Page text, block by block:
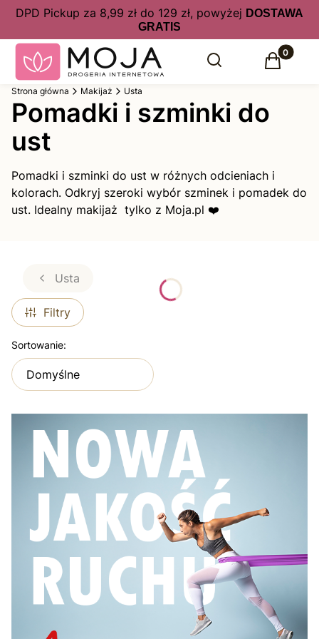
DPD Pickup za 8,99 zł do 129 zł, powyżej DOSTAWA
GRATIS
Otwórz wyszukiwarkę
Szukaj Produkty
Koszyk
Strona główna Makijaż Usta
Pomadki i szminki do
ust
Pomadki i szminki do ust w różnych odcieniach i
kolorach. Odkryj szeroki wybór szminek i pomadek do
ust. Idealny makijaż tylko z Moja.pl ❤️
Usta
Filtry
Lista produktów
Sortowanie:
Domyślne